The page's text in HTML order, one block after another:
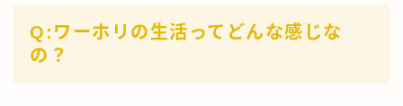
Q:ワーホリの生活ってどんな感じな
の？